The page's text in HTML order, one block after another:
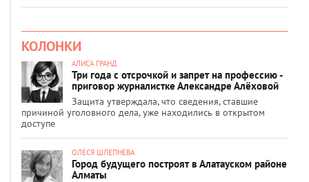
КОЛОНКИ
АЛИСА ГРАНД
Три года с отсрочкой и запрет на профессию -
приговор журналистке Александре Алёховой
Защита утверждала, что сведения, ставшие
причиной уголовного дела, уже находились в открытом
доступе
ОЛЕСЯ ШЛЕПНЕВА
Город будущего построят в Алатауском районе
Алматы